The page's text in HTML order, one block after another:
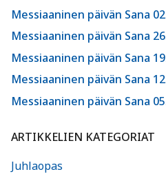
Messiaaninen päivän Sana
Messiaaninen päivän Sana
Messiaaninen päivän Sana
Messiaaninen päivän Sana
Messiaaninen päivän Sana
ARTIKKELIEN KATEGORIAT
Juhlaopas